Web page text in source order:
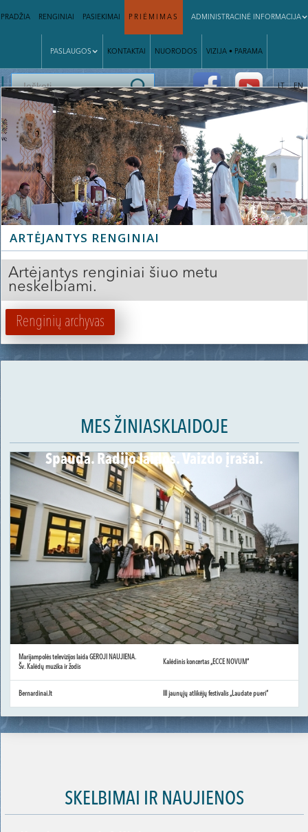
PRADŽIA RENGINIAI PASIEKIMAI PRIĖMIMAS ADMINISTRACINĖ INFORMACIJA
PASLAUGOS KONTAKTAI NUORODOS VIZIJA • PARAMA
| LT EN
ARTĖJANTYS RENGINIAI
Artėjantys renginiai šiuo metu
neskelbiami.
Renginių archyvas
MES ŽINIASKLAIDOJE
Spauda. Radijo laidos. Vaizdo įrašai.
Marijampolės televizijos laida GEROJI NAUJIENA.
Šv. Kalėdų muzika ir žodis
Kalėdinis koncertas „ECCE NOVUM“
Bernardinai.lt III jaunųjų atlikėjų festivalis „Laudate pueri“
SKELBIMAI IR NAUJIENOS